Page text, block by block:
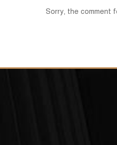
Sorry, the comment